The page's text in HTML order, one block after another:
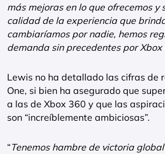
más mejoras en lo que ofrecemos y
calidad de la experiencia que
cambiaríamos por nadie, hemos
demanda sin precedentes por Xbox
Lewis no ha detallado las cifras de
One, si bien ha asegurado que
a las de Xbox 360 y que las
son “increíblemente ambiciosas”.
“Tenemos hambre de victoria